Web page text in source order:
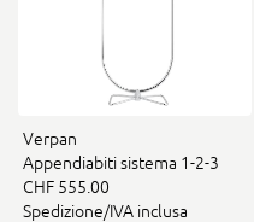
Verpan
Appendiabiti sistema 1-2-3
CHF 555.00
Spedizione/IVA inclusa